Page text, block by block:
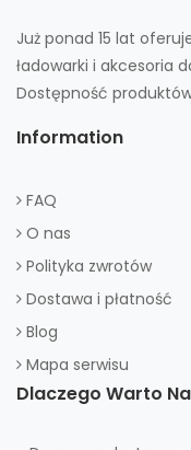
Już ponad 15 lat
ładowarki i akcesoria
Dostępność
Information
FAQ
O nas
Polityka zwrotów
Dostawa i płatność
Blog
Mapa serwisu
Dlaczego Warto